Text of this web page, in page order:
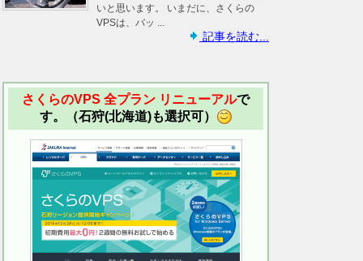
いと思います。 いまだに、さくらの
VPSは、バッ ...
記事を読む...
さくらのVPS 全プラン リニューアルで
す。（石狩(北海道)も選択可）